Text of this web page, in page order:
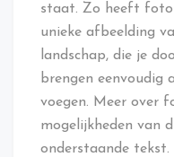
staat. Zo heeft
unieke afbeelding
landschap, die je
brengen eenvoudig
voegen. Meer over
mogelijkheden van
onderstaande tekst.